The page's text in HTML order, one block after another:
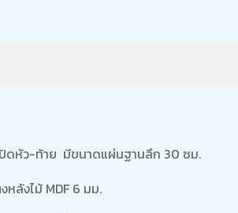
ดหัว-ท้าย มีขนาดแผ่นฐานลึก 30 ซม.
ลังไม้ MDF 6 มม.